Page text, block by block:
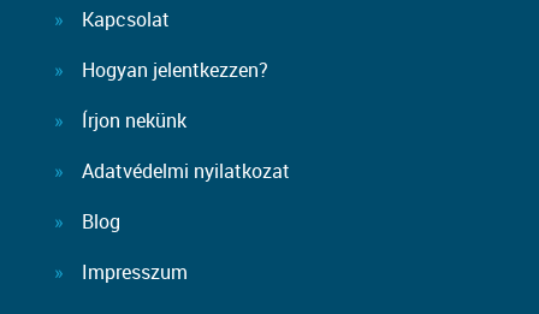
Kapcsolat
Hogyan jelentkezzen?
Írjon nekünk
Adatvédelmi nyilatkozat
Blog
Impresszum